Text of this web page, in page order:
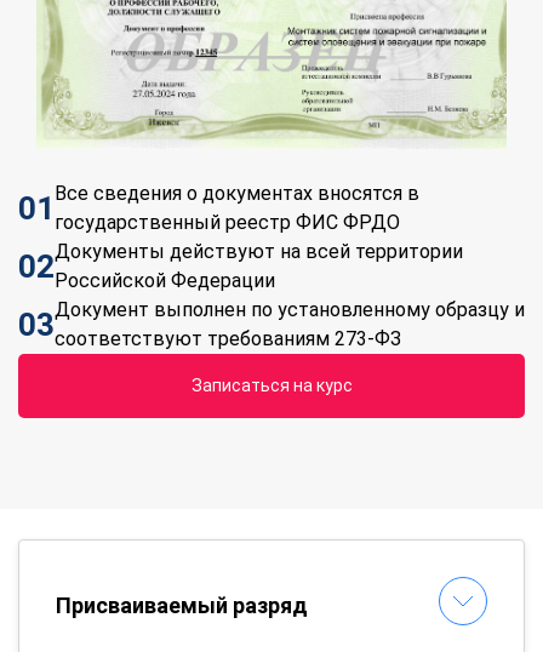
01 Все сведения о документах вносятся в
государственный реестр ФИС ФРДО
02Документы действуют на всей территории
Российской Федерации
03Документ выполнен по установленному образцу и
соответствуют требованиям 273-ФЗ
Записаться на курс
Присваиваемый разряд